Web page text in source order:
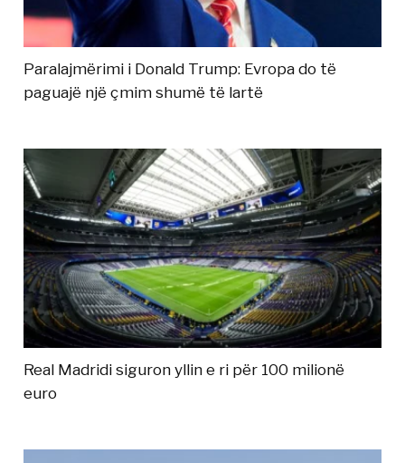
Paralajmërimi i Donald Trump: Evropa do të
paguajë një çmim shumë të lartë
Real Madridi siguron yllin e ri për 100 milionë
euro